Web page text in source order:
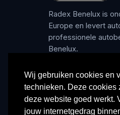
Wij gebruiken cookies en
technieken. Deze cookies
deze website goed werkt.
jouw internetgedrag
Radex Benelux is
Europe en levert
professionele
Benelux.